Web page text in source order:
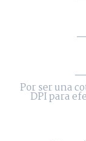
Por ser una
DPI para